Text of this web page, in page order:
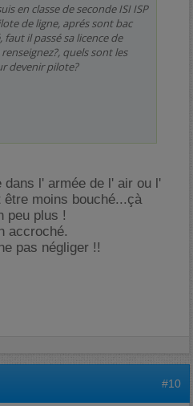
en classe de seconde ISI ISP
de ligne, aprés sont bac
il passé sa licence de
quels sont les
devenir pilote?
l' armée de l' air ou l'
moins bouché...çà
peu plus !
accroché.
pas négliger !!
#10